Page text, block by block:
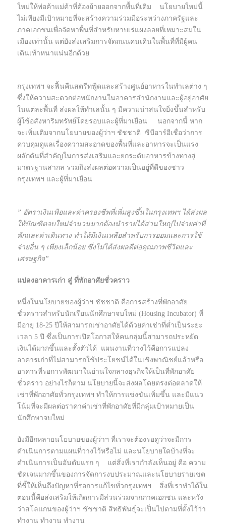
ใหม่ให้พ่อค้าแม่ค้าที่ต้องย้ายออกจากพื้นที่เดิม นโยบายใหม่นี้
ไม่เพียงมีเป้าหมายที่จะสร้างความร่วมมือระหว่างภาครัฐและ
ภาคเอกชนเพื่อจัดหาพื้นที่สำหรับหาบเร่แผงลอยที่เหมาะสมใน
เมืองเท่านั้น แต่ยังส่งเสริมการจัดถนนคนเดินในพื้นที่ที่มีผู้คน
เดินเท้าหนาแน่นอีกด้วย
กรุงเทพฯ จะฟื้นคืนสตรีทฟู้ดและสร้างศูนย์อาหารในทำเลต่าง ๆ
ซึ่งให้ความสะดวกต่อพนักงานในอาคารสำนักงานและผู้อยู่อาศัย
ในแต่ละพื้นที่ ส่งผลให้ทำเลนั้น ๆ มีความน่าสนใจยิ่งขึ้นสำหรับ
ผู้ใช้อสังหาริมทรัพย์โดยรอบและผู้ที่มาเยือน นอกจากนี้ หาก
จะเพิ่มเติมจากนโยบายของผู้ว่าฯ ชัชชาติ ซีบีอาร์อีเชื่อว่าการ
ควบคุมดูแลเรื่องความสะอาดของพื้นที่และอาหารจะเป็นแรง
ผลักดันที่สำคัญในการส่งเสริมและยกระดับอาหารข้างทางสู่
มาตรฐานสากล รวมถึงส่งผลต่อความเป็นอยู่ที่ดีของชาว
กรุงเทพฯ และผู้ที่มาเยือน
” อัตราเงินเฟ้อและค่าครองชีพที่เพิ่มสูงขึ้นในกรุงเทพฯ ได้ส่งผล
ให้บัณฑิตจบใหม่จำนวนมากต้องนำรายได้ส่วนใหญ่ไปจ่ายค่าที่
พักและค่าเดินทาง ทำให้มีเงินเหลือสำหรับการออมและการใช้
จ่ายอื่น ๆ เพียงเล็กน้อย ซึ่งไม่ได้ส่งผลดีต่อคุณภาพชีวิตและ
เศรษฐกิจ”
แปลงอาคารเก่า สู่ ที่พักอาศัยชั่วคราว
หนึ่งในนโยบายของผู้ว่าฯ ชัชชาติ คือการสร้างที่พักอาศัย
ชั่วคราวสำหรับนักเรียนนักศึกษาจบใหม่ (Housing Incubator) ที่
มีอายุ 18-25 ปีให้สามารถเช่าอาศัยได้ด้วยค่าเช่าที่ต่ำเป็นระยะ
เวลา 5 ปี ซึ่งเป็นการเปิดโอกาสให้คนกลุ่มนี้สามารถประหยัด
เงินได้มากขึ้นและตั้งตัวได้ แผนงานที่วางไว้คือการแปลง
อาคารเก่าที่ไม่สามารถใช้ประโยชน์ได้ในเชิงพาณิชย์แล้วหรือ
อาคารที่รอการพัฒนาในย่านใจกลางธุรกิจให้เป็นที่พักอาศัย
ชั่วคราว อย่างไรก็ตาม นโยบายนี้จะส่งผลโดยตรงต่อตลาดให้
เช่าที่พักอาศัยทั่วกรุงเทพฯ ทำให้การแข่งขันเพิ่มขึ้น และมีแนว
โน้มที่จะมีผลต่อราคาค่าเช่าที่พักอาศัยที่มีกลุ่มเป้าหมายเป็น
นักศึกษาจบใหม่
ยังมีอีกหลายนโยบายของผู้ว่าฯ ที่เราจะต้องรอดูว่าจะมีการ
ดำเนินการตามแผนที่วางไว้หรือไม่ และนโยบายใดบ้างที่จะ
ดำเนินการเป็นอันดับแรก ๆ แต่สิ่งที่เรากำลังเห็นอยู่ คือ ความ
ชัดเจนมากขึ้นของการจัดการงบประมาณและนโยบายรายเขต
ที่ชี้ให้เห็นถึงปัญหาที่รอการแก้ไขทั่วกรุงเทพฯ สิ่งที่เราทำได้ใน
ตอนนี้คือส่งเสริมให้เกิดการมีส่วนร่วมจากภาคเอกชน และหวัง
ว่าสโลแกนของผู้ว่าฯ ชัชชาติ สิทธิพันธุ์จะเป็นไปตามที่ตั้งไว้ว่า
ทำงาน ทำงาน ทำงาน